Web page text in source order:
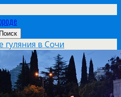
гуляния в Сочи